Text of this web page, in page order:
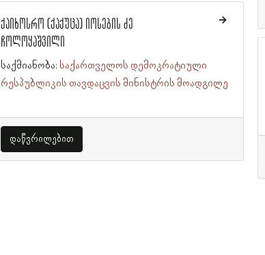
ქაიხოსრო (ქაქუცა) იოსების ძე
ჩოლოყაშვილი
საქმიანობა:საქართველოს დემოკრატიული
რესპუბლიკის თავდაცვის მინისტრის მოადგილე
დაწვრილებით